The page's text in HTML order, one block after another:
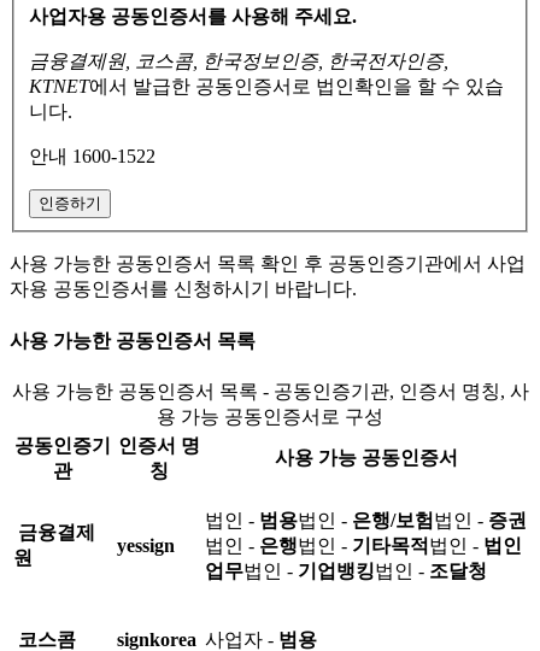
사업자용 공동인증서를 사용해 주세요.
금융결제원, 코스콤, 한국정보인증, 한국전자인증,
KTNET에서 발급한 공동인증서로 법인확인을 할 수 있습
니다.
안내 1600-1522
인증하기
사용 가능한 공동인증서 목록 확인 후 공동인증기관에서 사업
자용 공동인증서를 신청하시기 바랍니다.
사용 가능한 공동인증서 목록
사용 가능한 공동인증서 목록 - 공동인증기관, 인증서 명칭, 사
용 가능 공동인증서로 구성
공동인증기
관
인증서 명
칭
사용 가능 공동인증서
금융결제
원
yessign
법인 - 범용법인 - 은행/보험 법인 - 증권
법인 - 은행법인 - 기타목적 법인 - 법인
업무법인 - 기업뱅킹법인 - 조달청
코스콤 signkorea 사업자 - 범용